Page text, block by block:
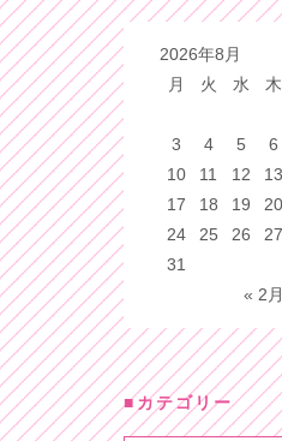
2026年8月
月
火 水 木
3
4 5 6
10
11 12 13
17
18 19 20
24
25 26 27
31
« 2月
カテゴリー